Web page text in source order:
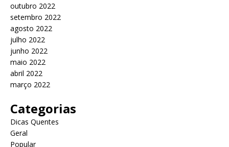
outubro 2022
setembro 2022
agosto 2022
julho 2022
junho 2022
maio 2022
abril 2022
março 2022
Categorias
Dicas Quentes
Geral
Popular